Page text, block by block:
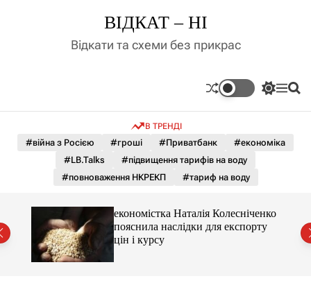
д
у
ВІДКАТ – НІ
Відкати та схеми без прикрас
П
м
к
а
о
л
ь
М П
В ТРЕНДІ
#війна з Росією #гроші #Приватбанк
#економіка
#LB.Talks
#підвищення тарифів на воду
#повноваження НКРЕКП
#тариф на воду
економістка Наталія Колесніченко
пояснила наслідки для експорту
цін і курсу